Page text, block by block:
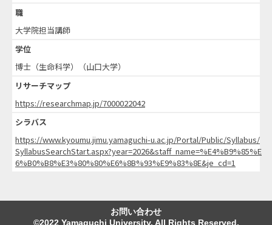
職
大学院担当講師
学位
博士（生命科学）（山口大学）
リサーチマップ
https://researchmap.jp/7000022042
シラバス
https://www.kyoumu.jimu.yamaguchi-u.ac.jp/Portal/Public/Syllabus/
SyllabusSearchStart.aspx?year=2026&staff_name=%E4%B9%85%E
6%B0%B8%E3%80%80%E6%8B%93%E9%83%8E&je_cd=1
お問い合わせ
©2022 Yamaguchi University. All Rights Reserved.